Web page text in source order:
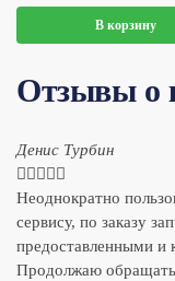
В корзину
Отзывы о
Денис Турбин
    
Неоднократно
сервису, по заказу
предоставленными и
Продолжаю